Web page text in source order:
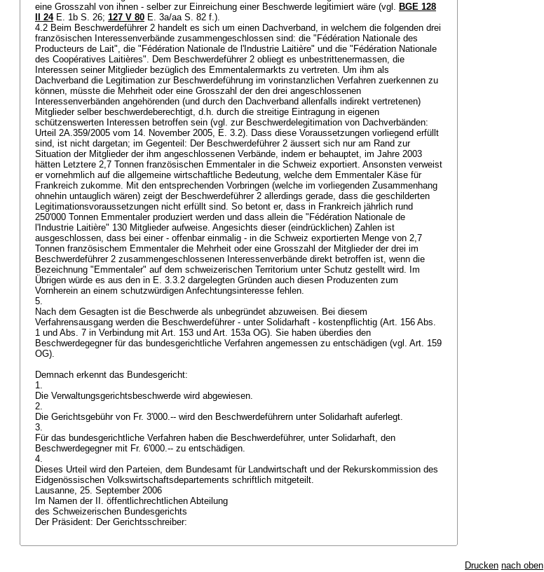
eine Grosszahl von ihnen - selber zur Einreichung einer Beschwerde legitimiert wäre (vgl. BGE 128
II 24E. 1b S. 26; 127 V 80 E. 3a/aa S. 82 f.).
4.2 Beim Beschwerdeführer 2 handelt es sich um einen Dachverband, in welchem die folgenden drei
französischen Interessenverbände zusammengeschlossen sind: die "Fédération Nationale des
Producteurs de Lait", die "Fédération Nationale de l'Industrie Laitière" und die "Fédération Nationale
des Coopératives Laitières". Dem Beschwerdeführer 2 obliegt es unbestrittenermassen, die
Interessen seiner Mitglieder bezüglich des Emmentalermarkts zu vertreten. Um ihm als
Dachverband die Legitimation zur Beschwerdeführung im vorinstanzlichen Verfahren zuerkennen zu
können, müsste die Mehrheit oder eine Grosszahl der den drei angeschlossenen
Interessenverbänden angehörenden (und durch den Dachverband allenfalls indirekt vertretenen)
Mitglieder selber beschwerdeberechtigt, d.h. durch die streitige Eintragung in eigenen
schützenswerten Interessen betroffen sein (vgl. zur Beschwerdelegitimation von Dachverbänden:
Urteil 2A.359/2005 vom 14. November 2005, E. 3.2). Dass diese Voraussetzungen vorliegend erfüllt
sind, ist nicht dargetan; im Gegenteil: Der Beschwerdeführer 2 äussert sich nur am Rand zur
Situation der Mitglieder der ihm angeschlossenen Verbände, indem er behauptet, im Jahre 2003
hätten Letztere 2,7 Tonnen französischen Emmentaler in die Schweiz exportiert. Ansonsten verweist
er vornehmlich auf die allgemeine wirtschaftliche Bedeutung, welche dem Emmentaler Käse für
Frankreich zukomme. Mit den entsprechenden Vorbringen (welche im vorliegenden Zusammenhang
ohnehin untauglich wären) zeigt der Beschwerdeführer 2 allerdings gerade, dass die geschilderten
Legitimationsvoraussetzungen nicht erfüllt sind. So betont er, dass in Frankreich jährlich rund
250'000 Tonnen Emmentaler produziert werden und dass allein die "Fédération Nationale de
l'Industrie Laitière" 130 Mitglieder aufweise. Angesichts dieser (eindrücklichen) Zahlen ist
ausgeschlossen, dass bei einer - offenbar einmalig - in die Schweiz exportierten Menge von 2,7
Tonnen französischem Emmentaler die Mehrheit oder eine Grosszahl der Mitglieder der drei im
Beschwerdeführer 2 zusammengeschlossenen Interessenverbände direkt betroffen ist, wenn die
Bezeichnung "Emmentaler" auf dem schweizerischen Territorium unter Schutz gestellt wird. Im
Übrigen würde es aus den in E. 3.3.2 dargelegten Gründen auch diesen Produzenten zum
Vornherein an einem schutzwürdigen Anfechtungsinteresse fehlen.
5.
Nach dem Gesagten ist die Beschwerde als unbegründet abzuweisen. Bei diesem
Verfahrensausgang werden die Beschwerdeführer - unter Solidarhaft - kostenpflichtig (Art. 156 Abs.
1 und Abs. 7 in Verbindung mit Art. 153 und Art. 153a OG). Sie haben überdies den
Beschwerdegegner für das bundesgerichtliche Verfahren angemessen zu entschädigen (vgl. Art. 159
OG).
Demnach erkennt das Bundesgericht:
1.
Die Verwaltungsgerichtsbeschwerde wird abgewiesen.
2.
Die Gerichtsgebühr von Fr. 3'000.-- wird den Beschwerdeführern unter Solidarhaft auferlegt.
3.
Für das bundesgerichtliche Verfahren haben die Beschwerdeführer, unter Solidarhaft, den
Beschwerdegegner mit Fr. 6'000.-- zu entschädigen.
4.
Dieses Urteil wird den Parteien, dem Bundesamt für Landwirtschaft und der Rekurskommission des
Eidgenössischen Volkswirtschaftsdepartements schriftlich mitgeteilt.
Lausanne, 25. September 2006
Im Namen der II. öffentlichrechtlichen Abteilung
des Schweizerischen Bundesgerichts
Der Präsident: Der Gerichtsschreiber:
Drucken nach oben